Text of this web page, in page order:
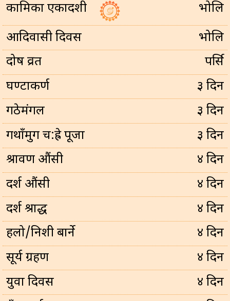
कामिका एकादशी
भोलि
आदिवासी दिवस
भोलि
प्रदोष व्रत
पर्सि
घण्टाकर्ण
३ दिन
गठेमंगल
३ दिन
गथाँमुग च:ह्रे पूजा
३ दिन
श्रावण औंसी
४ दिन
दर्श औंसी
४ दिन
दर्श श्राद्ध
४ दिन
हलो/निशी बार्ने
४ दिन
सूर्य ग्रहण
४ दिन
युवा दिवस
४ दिन